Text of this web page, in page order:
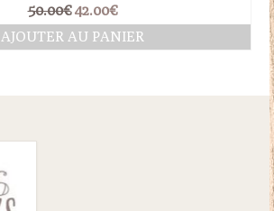
50.00€ Le
prix
initial
42.00€Le
prix
actuel
AJOUTER AU PANIER